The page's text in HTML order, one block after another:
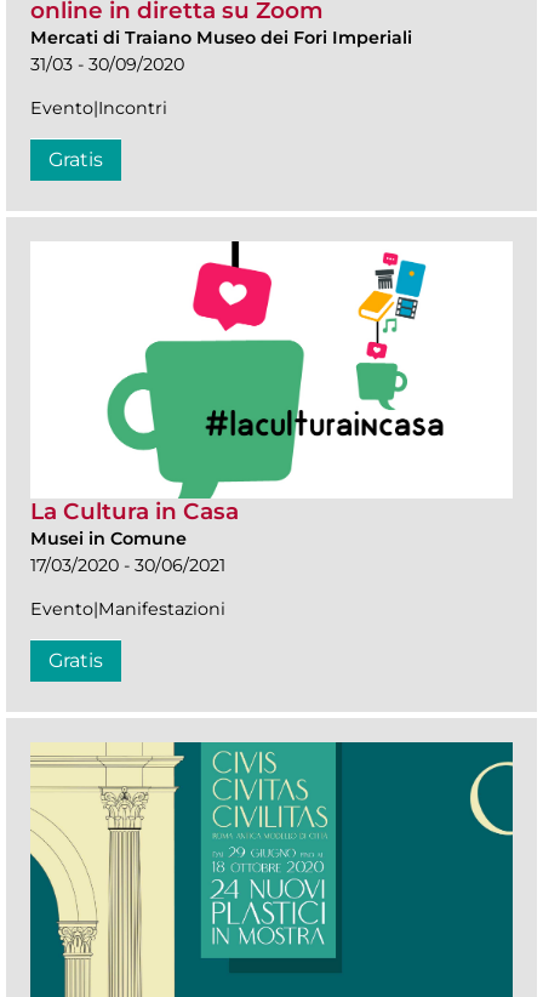
online in diretta su Zoom
Mercati di Traiano Museo dei Fori Imperiali
31/03 - 30/09/2020
Evento|Incontri
Gratis
La Cultura in Casa
Musei in Comune
17/03/2020 - 30/06/2021
Evento|Manifestazioni
Gratis